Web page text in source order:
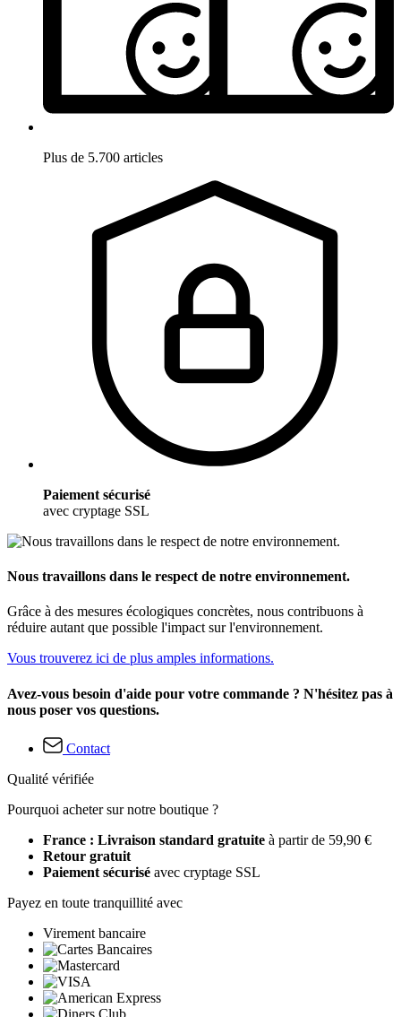
Plus de 5.700 articles
Paiement sécurisé
avec cryptage SSL
Nous travaillons dans le respect de notre environnement.
Grâce à des mesures écologiques concrètes, nous contribuons à
réduire autant que possible l'impact sur l'environnement.
Vous trouverez ici de plus amples informations.
Avez-vous besoin d'aide pour votre commande ? N'hésitez pas à
nous poser vos questions.
Contact
Qualité vérifiée
Pourquoi acheter sur notre boutique ?
France : Livraison standard gratuite à partir de 59,90 €
Retour gratuit
Paiement sécurisé avec cryptage SSL
Payez en toute tranquillité avec
Virement bancaire